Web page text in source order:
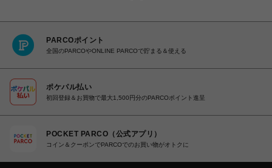
PARCOポイント
全国のPARCOやONLINE PARCOで貯まる＆使える
ポケパル払い
初回登録＆お買物で最大1,500円分のPARCOポイント進呈
POCKET PARCO（公式アプリ）
コイン＆クーポンでPARCOでのお買い物がオトクに